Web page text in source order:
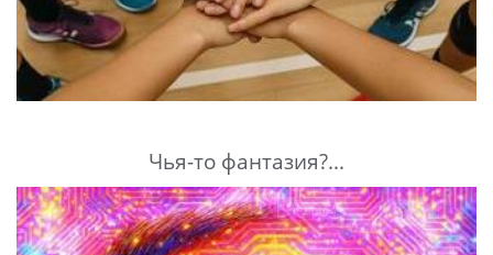
Чья-то фантазия?...